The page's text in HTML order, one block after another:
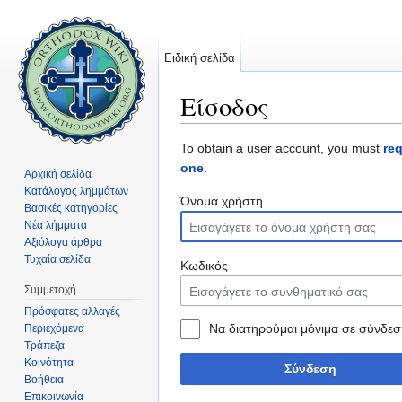
Είσοδος
To obtain a user account, you must
one.
Όνομα χρήστη
Κωδικός
Να διατηρούμαι μόνιμα σε
Σύνδεση
Ειδική σελίδα
Αρχική σελίδα
Κατάλογος λημμάτων
Βασικές κατηγορίες
Νέα λήμματα
Αξιόλογα άρθρα
Τυχαία σελίδα
Συμμετοχή
Πρόσφατες αλλαγές
Περιεχόμενα
Τράπεζα
Κοινότητα
Βοήθεια
Επικοινωνία